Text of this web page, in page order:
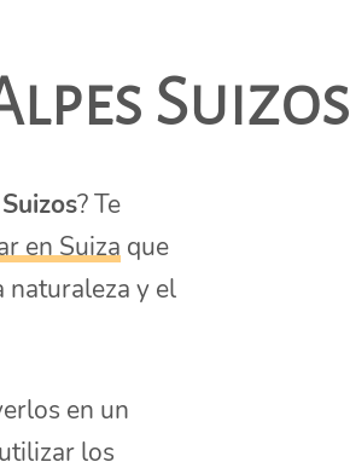
Suizos
? Te
en Suiza que
naturaleza y el
en un
los